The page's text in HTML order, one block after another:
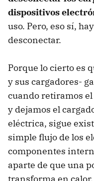
dispositivos
uso. Pero, eso sí,
desconectar.
Porque lo cierto es
y sus cargadores-
cuando retiramos
y dejamos el
eléctrica, sigue
simple flujo de los
componentes
aparte de que una